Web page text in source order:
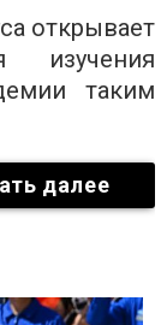
открывает
изучения
таким
далее